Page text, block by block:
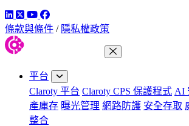
LinkedIn
TwitterYouTube
Facebook
條款與條件 / 隱私權政策
平台
Claroty 平台 Claroty CPS 保護程式 AI
產庫存 曝光管理 網路防護 安全存取
整合